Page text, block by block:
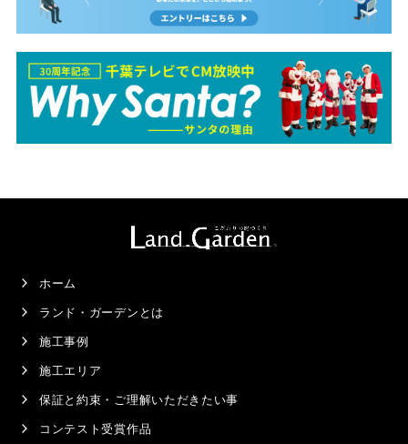
ホーム
ランド・ガーデンとは
施工事例
施工エリア
保証と約束・ご理解いただきたい事
コンテスト受賞作品